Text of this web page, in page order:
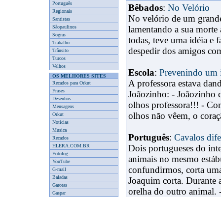
Português
Regionais
Santistas
Sãopaulinos
Sogras
Trabalho
Trânsito
Turcos
Velhos
OS MELHORES SITES
Recados para Orkut
Frases
Desenhos
Mensagens
Orkut
Noticias
Musica
Recados
HLERA.COM.BR
Fotolog
YouTube
G-mail
Baladas
Garotas
Gaspar
Bêbados: No Velório
No velório de um
lamentando a sua
todas, teve uma idéia e
despedir dos amigos
Escola: Prevenindo um
A professora estava
Joãozinho: - Joãozinho
olhos professora!!! -
olhos não vêem, o
Português: Cavalos
Dois portugueses do
animais no mesmo
confundirmos, corta
Joaquim corta. Durante
orelha do outro animal.